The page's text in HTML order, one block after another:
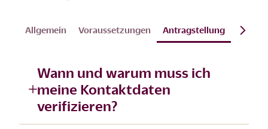
Allgemein Voraussetzungen Antragstellung
Wann und warum muss ich
meine Kontaktdaten
verifizieren?